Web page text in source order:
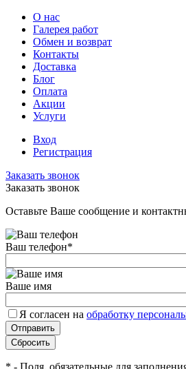
О нас
Галерея работ
Обмен и возврат
Контакты
Доставка
Блог
Оплата
Акции
Услуги
Вход
Регистрация
Заказать звонок
Заказать звонок
Оставьте Ваше сообщение и
Ваш телефон*
Ваше имя
Я согласен на обработку
* - Поля, обязательные для